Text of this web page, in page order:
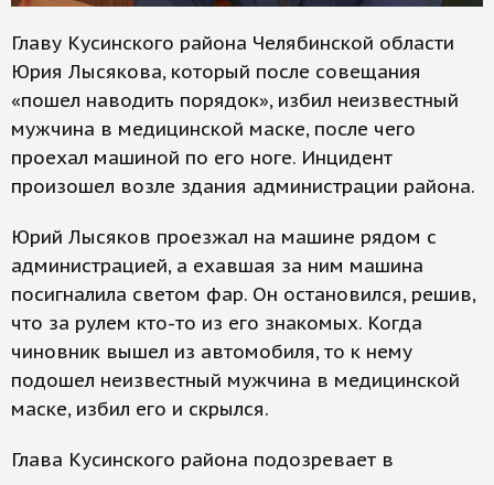
Главу Кусинского района Челябинской области
Юрия Лысякова, который после совещания
«пошел наводить порядок», избил неизвестный
мужчина в медицинской маске, после чего
проехал машиной по его ноге. Инцидент
произошел возле здания администрации района.
Юрий Лысяков проезжал на машине рядом с
администрацией, а ехавшая за ним машина
посигналила светом фар. Он остановился, решив,
что за рулем кто-то из его знакомых. Когда
чиновник вышел из автомобиля, то к нему
подошел неизвестный мужчина в медицинской
маске, избил его и скрылся.
Глава Кусинского района подозревает в